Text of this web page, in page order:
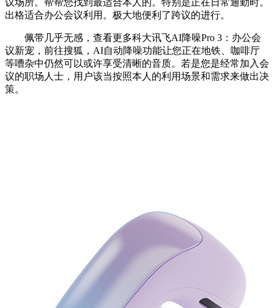
出格适合办公会议利用。极大地便利了跨议的进行。
佩带几乎无感，查看更多科大讯飞AI降噪Pro 3：办公会
议新宠，前往搜狐，AI自动降噪功能让您正在地铁、咖啡厅
等嘈杂中仍然可以或许享受清晰的音质。若是您是经常加入会
议的职场人士，用户该当按照本人的利用场景和需求来做出决
策。